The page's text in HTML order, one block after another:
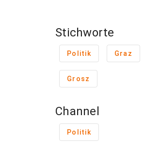
Stichworte
Politik Graz
Grosz
Channel
Politik